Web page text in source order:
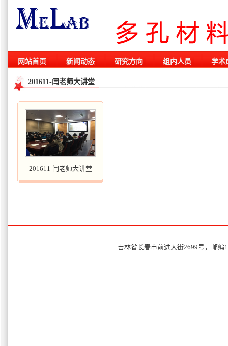
网站首页 新闻动态 研究方向 组内人员 学术
201611-闫老师大讲堂
201611-闫老师大讲堂
吉林省长春市前进大街2699号，邮